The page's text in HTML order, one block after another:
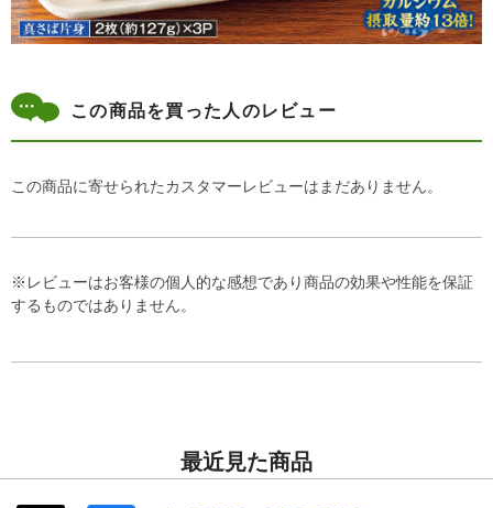
この商品を買った人のレビュー
この商品に寄せられたカスタマーレビューはまだありません。
※レビューはお客様の個人的な感想であり商品の効果や性能を保証
するものではありません。
最近見た商品